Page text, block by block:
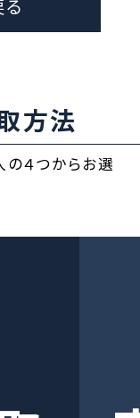
方法
の４つからお選